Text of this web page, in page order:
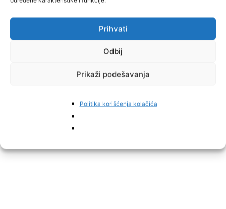
Prihvati
Odbij
Prikaži podešavanja
Politika korišćenja kolačića
Upravo zbog toga analitičari upozoravaju da podatke o
nezaposlenosti treba posmatrati zajedno s kretanjima
zaposlenosti, demografskim trendovima i migracijama
stanovništva, pišeAvaz.